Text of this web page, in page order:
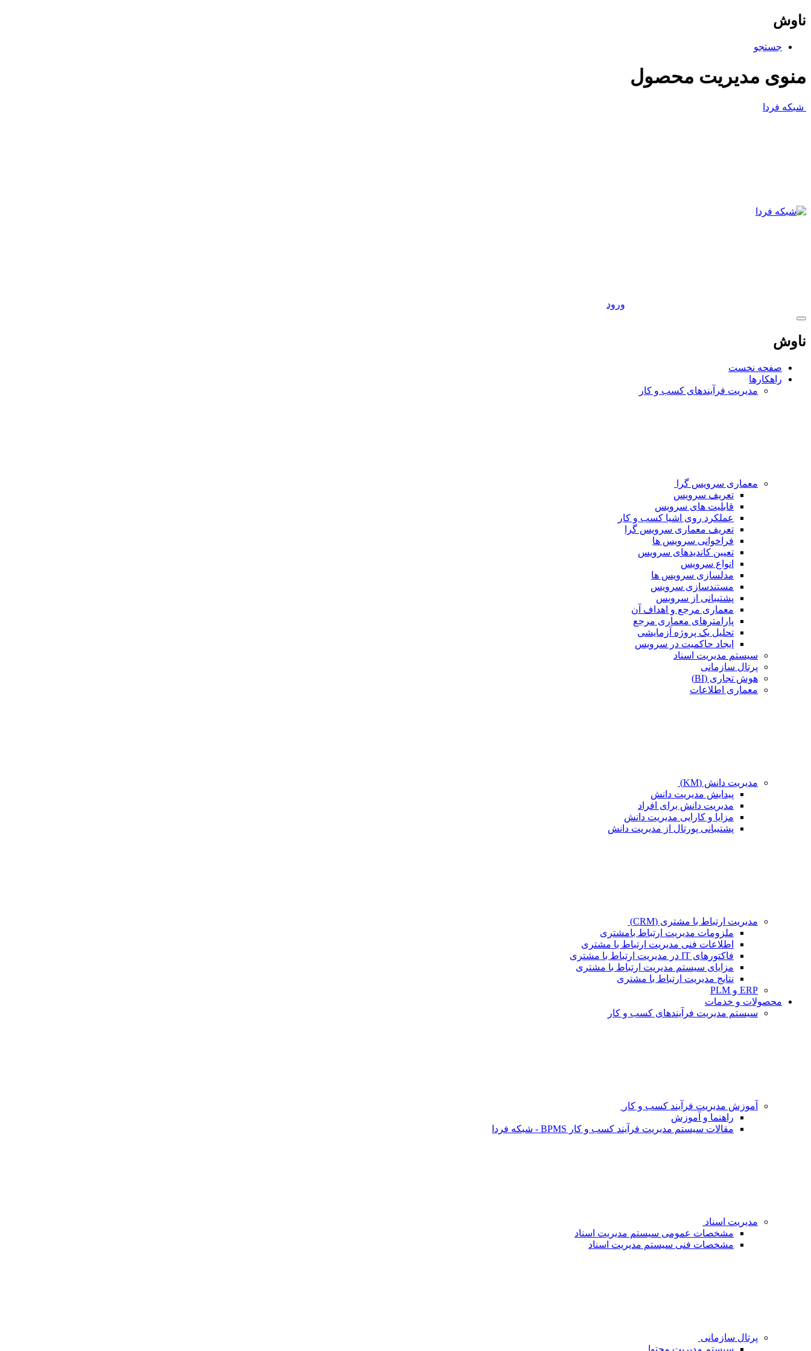
ناوش
جستجو
منوی مدیریت محصول
شبکه فردا
ورود
ناوش
صفحه نخست
راهکارها
مدیریت فرآیندهای کسب و کار
معماری سرویس گرا
تعریف سرویس
قابلیت های سرویس
عملکرد روی اشیا کسب و کار
تعریف معماری سرویس گرا
فراخوانی سرویس ها
تعیین کاندیدهای سرویس
انواع سرویس
مدلسازی سرویس ها
مستندسازی سرویس
پشتیبانی از سرویس
معماری مرجع و اهداف آن
پارامترهای معماری مرجع
تحلیل یک پروژه آزمایشی
ایجاد حاکمیت در سرویس
سیستم مدیریت اسناد
پرتال سازمانی
هوش تجاری (BI)
معماری اطلاعات
مدیریت دانش (KM)
پیدایش مدیریت دانش
مدیریت دانش برای افراد
مزایا و کارایی مدیریت دانش
پشتیبانی پورتال از مدیریت دانش
مدیریت ارتباط با مشتری (CRM)
ملزومات مدیریت ارتباط بامشتری
اطلاعات فنی مدیریت ارتباط با مشتری
فاکتورهای IT در مدیریت ارتباط با مشتری
مزایای سیستم مدیریت ارتباط با مشتری
نتایج مدیریت ارتباط با مشتری
ERP و PLM
محصولات و خدمات
سیستم مدیریت فرآیندهای کسب و کار
آموزش مدیریت فرآیند کسب و کار
راهنما و آموزش
مقالات سیستم مدیریت فرآیند کسب و کار BPMS - شبکه فردا
مدیریت اسناد
مشخصات عمومی سیستم مدیریت اسناد
مشخصات فنی سیستم مدیریت اسناد
پرتال سازمانی
سیستم مدیریت محتوا